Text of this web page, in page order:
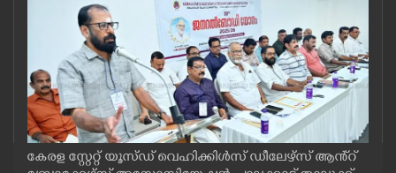
OBITUARY
NEWS 360
കേരള സ്റ്റേറ്റ് യൂസ്ഡ് വെഹിക്കിൾസ് ഡീലേഴ്സ് ആൻ്റ്